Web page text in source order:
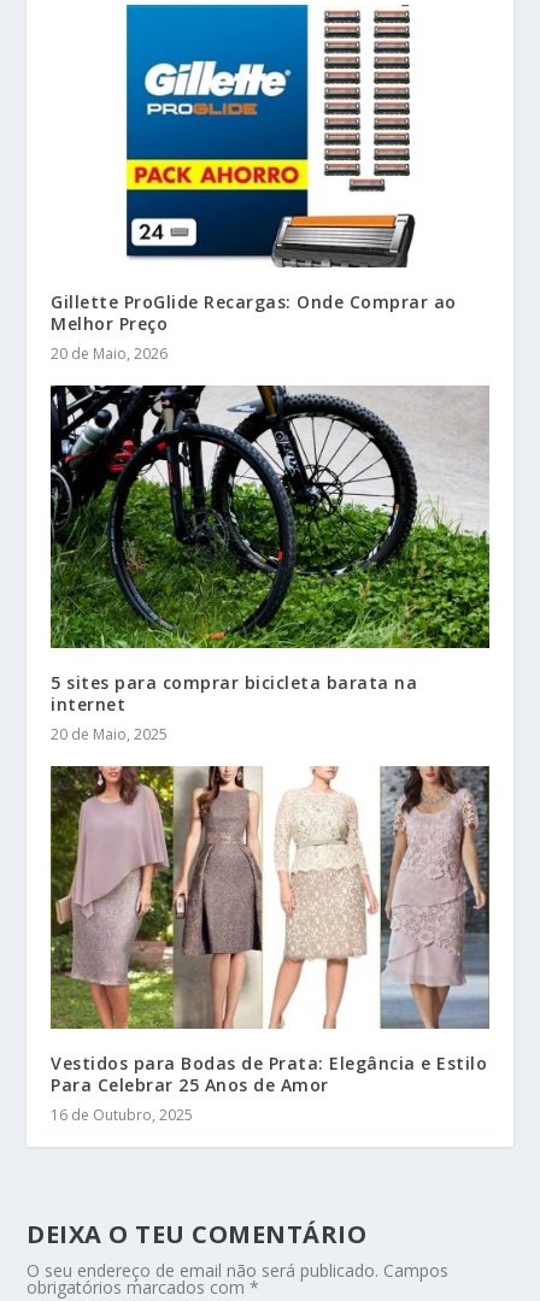
Gillette ProGlide Recargas: Onde Comprar ao
Melhor Preço
20 de Maio, 2026
5 sites para comprar bicicleta barata na
internet
20 de Maio, 2025
Vestidos para Bodas de Prata: Elegância e Estilo
Para Celebrar 25 Anos de Amor
16 de Outubro, 2025
DEIXA O TEU COMENTÁRIO
O seu endereço de email não será publicado. Campos
obrigatórios marcados com*